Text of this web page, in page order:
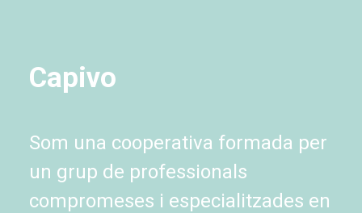
Capivo
Som una cooperativa formada per
un grup de professionals
compromeses i especialitzades en